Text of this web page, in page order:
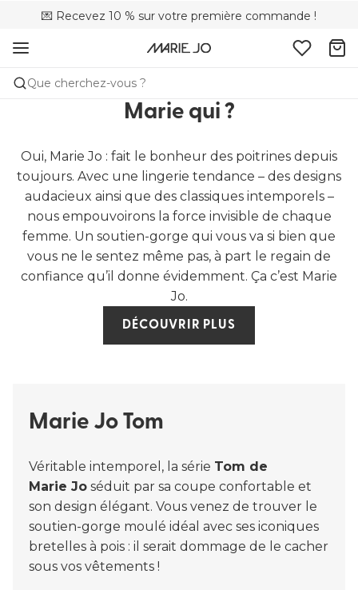
💌 Recevez 10 % sur votre première commande !
🚚 Livraison gratuite à partir de 90 €
🌍 Vendus dans 353 boutiques en Belgique
Que cherchez-vous ?
Marie qui ?
Oui, Marie Jo : fait le bonheur des poitrines depuis
toujours. Avec une lingerie tendance – des designs
audacieux ainsi que des classiques intemporels –
nous empouvoirons la force invisible de chaque
femme. Un soutien-gorge qui vous va si bien que
vous ne le sentez même pas, à part le regain de
confiance qu’il donne évidemment. Ça c’est Marie
Jo.
DÉCOUVRIR PLUS
Marie Jo Tom
Véritable intemporel, la série Tom de
Marie Jo séduit par sa coupe confortable et
son design élégant. Vous venez de trouver le
soutien-gorge moulé idéal avec ses iconiques
bretelles à pois : il serait dommage de le cacher
sous vos vêtements !